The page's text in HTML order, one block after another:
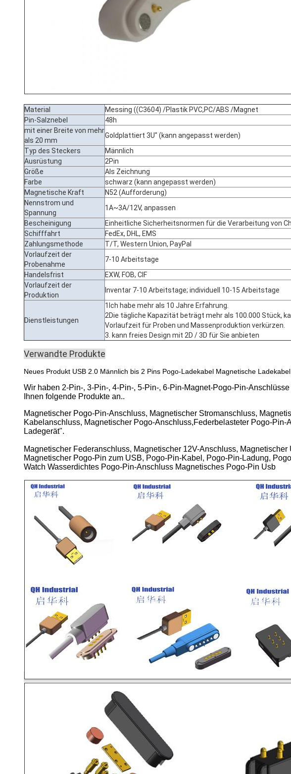
Material
Messing ((C3604) /Plastik PVC,PC/ABS /Magnet
Pin-Salznebel
48h
mit einer Breite von mehr
als 20 mm
Goldplattiert 3U" (kann angepasst werden)
Typ des Steckers
Männlich
Ausrüstung
2Pin
Größe
Als Zeichnung
Farbe
schwarz (kann angepasst werden)
Magnetische Kraft
N52 (Aufforderung)
Nennstrom und
Spannung
1A~3A/12V, anpassen
Bescheinigung
Einheitliche Sicherheitsnormen für die Verarbeitung von
Schifffahrt
FedEx, DHL, EMS
Zahlungsmethode
T/T, Western Union, PayPal
Vorlaufzeit der
Probenahme
7-10 Arbeitstage
Handelsfrist
EXW, FOB, CIF
Vorlaufzeit der
Produktion
Inventar 7-10 Arbeitstage; individuell 10-15 Arbeitstage
Dienstleistungen
1Ich habe mehr als 10 Jahre Erfahrung.
2Die tägliche Kapazität beträgt mehr als 100.000 Stück,
Vorlaufzeit für Proben und Massenproduktion verkürzen.
3. kann freies Design mit 2D / 3D für Sie anbieten
Verwandte Produkte
Neues Produkt USB 2.0 Männlich bis 2 Pins Pogo-Ladekabel Magnetische
Wir haben 2-Pin-, 3-Pin-, 4-Pin-, 5-Pin-, 6-Pin-Magnet-Pogo-Pin-
Ihnen folgende Produkte an..
Magnetischer Pogo-Pin-Anschluss, Magnetischer Stromanschluss,
Kabelanschluss, Magnetischer Pogo-Anschluss,Federbelasteter Pogo-
Ladegerät".
Magnetischer Federanschluss, Magnetischer 12V-Anschluss,
Magnetischer Pogo-Pin zum USB, Pogo-Pin-Kabel, Pogo-Pin-Ladung,
Watch Wasserdichtes Pogo-Pin-Anschluss Magnetisches Pogo-Pin Usb